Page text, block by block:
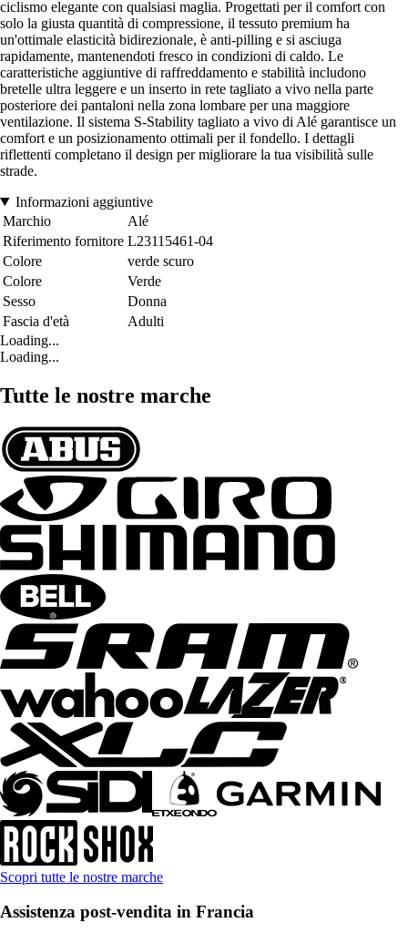
ciclismo elegante con qualsiasi maglia. Progettati per il comfort con
solo la giusta quantità di compressione, il tessuto premium ha
un'ottimale elasticità bidirezionale, è anti-pilling e si asciuga
rapidamente, mantenendoti fresco in condizioni di caldo. Le
caratteristiche aggiuntive di raffreddamento e stabilità includono
bretelle ultra leggere e un inserto in rete tagliato a vivo nella parte
posteriore dei pantaloni nella zona lombare per una maggiore
ventilazione. Il sistema S-Stability tagliato a vivo di Alé garantisce un
comfort e un posizionamento ottimali per il fondello. I dettagli
riflettenti completano il design per migliorare la tua visibilità sulle
strade.
Informazioni aggiuntive
Marchio
Alé
Riferimento fornitore L23115461-04
Colore
verde scuro
Colore
Verde
Sesso
Donna
Fascia d'età
Adulti
Loading...
Loading...
Tutte le nostre marche
Scopri tutte le nostre marche
Assistenza post-vendita in Francia